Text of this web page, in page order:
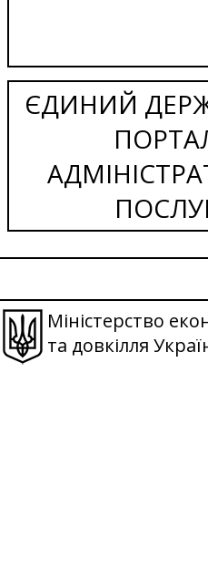
ЄДИНИЙ
Міністерство
та довкілля